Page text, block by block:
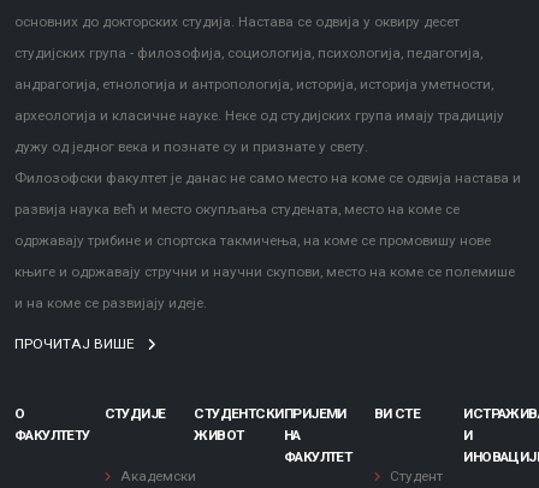
основних до докторских студија. Настава се одвија у оквиру десет
студијских група - филозофија, социологија, психологија, педагогија,
андрагогија, етнологија и антропологија, историја, историја уметности,
археологија и класичне науке. Неке од студијских група имају традицију
дужу од једног века и познате су и признате у свету.
Филозофски факултет је данас не само место на коме се одвија настава и
развија наука већ и место окупљања студената, место на коме се
одржавају трибине и спортска такмичења, на коме се промовишу нове
књиге и одржавају стручни и научни скупови, место на коме се полемише
и на коме се развијају идеје.
ПРОЧИТАЈ ВИШЕ
О
ФАКУЛТЕТУ
СТУДИЈЕ
Академски
СТУДЕНТСКИ
ЖИВОТ
ПРИЈЕМИ
НА
ФАКУЛТЕТ
ВИ СТЕ
Студент
И